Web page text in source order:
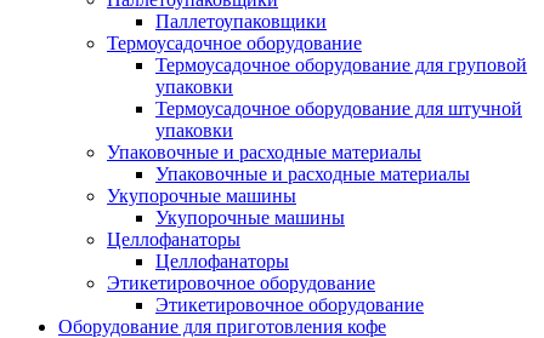
Паллетоупаковщики
Термоусадочное оборудование
Термоусадочное оборудование для груповой
упаковки
Термоусадочное оборудование для штучной
упаковки
Упаковочные и расходные материалы
Упаковочные и расходные материалы
Укупорочные машины
Укупорочные машины
Целлофанаторы
Целлофанаторы
Этикетировочное оборудование
Этикетировочное оборудование
Оборудование для приготовления кофе